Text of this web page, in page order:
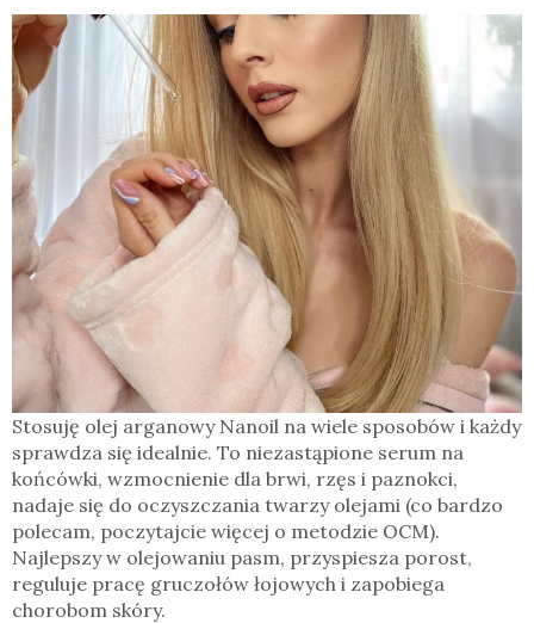
Stosuję olej arganowy Nanoil na wiele sposobów i każdy
sprawdza się idealnie. To niezastąpione serum na
końcówki, wzmocnienie dla brwi, rzęs i paznokci,
nadaje się do oczyszczania twarzy olejami (co bardzo
polecam, poczytajcie więcej o metodzie OCM).
Najlepszy w olejowaniu pasm, przyspiesza porost,
reguluje pracę gruczołów łojowych i zapobiega
chorobom skóry.